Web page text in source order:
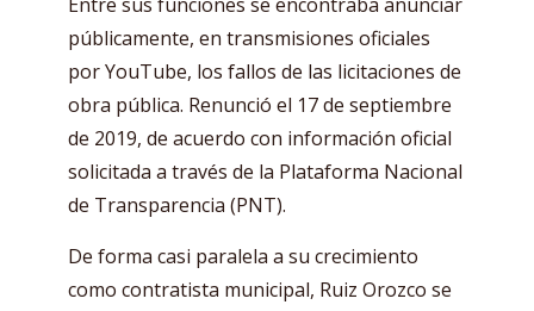
públicamente, en transmisiones oficiales
por YouTube, los fallos de las licitaciones de
obra pública. Renunció el 17 de septiembre
de 2019, de acuerdo con información oficial
solicitada a través de la Plataforma Nacional
de Transparencia (PNT).
De forma casi paralela a su crecimiento
como contratista municipal, Ruiz Orozco se